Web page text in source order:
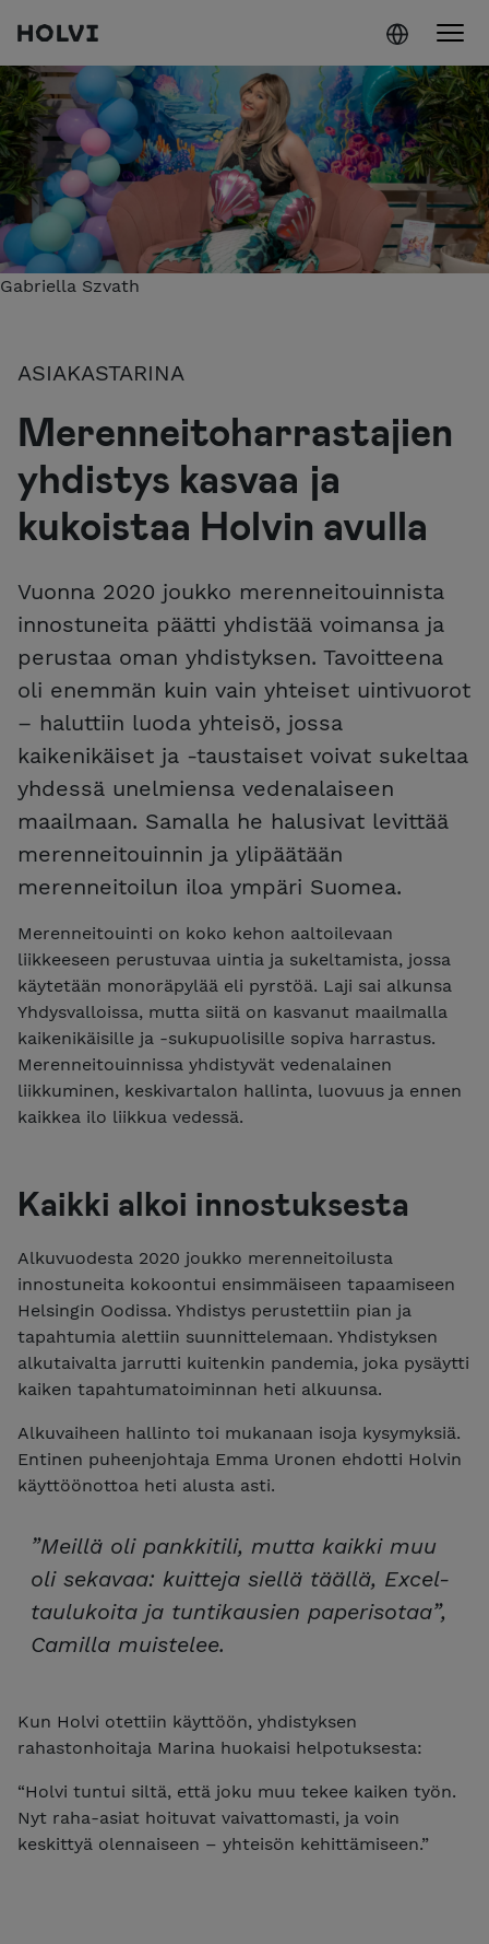
Siirry sisältöön
Holvi
Gabriella Szvath
ASIAKASTARINA
Merenneitoharrastajien
yhdistys kasvaa ja
kukoistaa Holvin avulla
Vuonna 2020 joukko merenneitouinnista
innostuneita päätti yhdistää voimansa ja
perustaa oman yhdistyksen. Tavoitteena
oli enemmän kuin vain yhteiset uintivuorot
– haluttiin luoda yhteisö, jossa
kaikenikäiset ja -taustaiset voivat sukeltaa
yhdessä unelmiensa vedenalaiseen
maailmaan. Samalla he halusivat levittää
merenneitouinnin ja ylipäätään
merenneitoilun iloa ympäri Suomea.
Merenneitouinti on koko kehon aaltoilevaan
liikkeeseen perustuvaa uintia ja sukeltamista, jossa
käytetään monoräpylää eli pyrstöä. Laji sai alkunsa
Yhdysvalloissa, mutta siitä on kasvanut maailmalla
kaikenikäisille ja -sukupuolisille sopiva harrastus.
Merenneitouinnissa yhdistyvät vedenalainen
liikkuminen, keskivartalon hallinta, luovuus ja ennen
kaikkea ilo liikkua vedessä.
Kaikki alkoi innostuksesta
Alkuvuodesta 2020 joukko merenneitoilusta
innostuneita kokoontui ensimmäiseen tapaamiseen
Helsingin Oodissa. Yhdistys perustettiin pian ja
tapahtumia alettiin suunnittelemaan. Yhdistyksen
alkutaivalta jarrutti kuitenkin pandemia, joka pysäytti
kaiken tapahtumatoiminnan heti alkuunsa.
Alkuvaiheen hallinto toi mukanaan isoja kysymyksiä.
Entinen puheenjohtaja Emma Uronen ehdotti Holvin
käyttöönottoa heti alusta asti.
”Meillä oli pankkitili, mutta kaikki muu
oli sekavaa: kuitteja siellä täällä, Excel-
taulukoita ja tuntikausien paperisotaa”,
Camilla muistelee.
Kun Holvi otettiin käyttöön, yhdistyksen
rahastonhoitaja Marina huokaisi helpotuksesta:
“Holvi tuntui siltä, että joku muu tekee kaiken työn.
Nyt raha-asiat hoituvat vaivattomasti, ja voin
keskittyä olennaiseen – yhteisön kehittämiseen.”